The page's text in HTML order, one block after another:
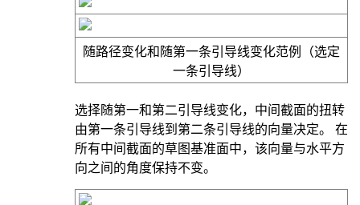
随路径变化和 随第一条引导线变化范例（选定
一条引导线）
选择随第一和第二引导线变化，中间截面的扭转
由第一条引导线到第二条引导线的向量决定。 在
所有中间截面的草图基准面中，该向量与水平方
向之间的角度保持不变。